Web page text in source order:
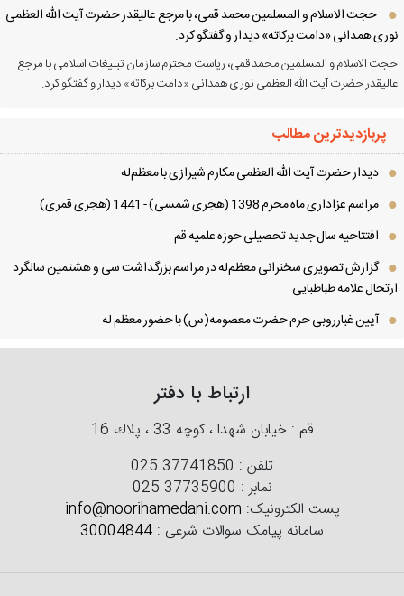
حجت الاسلام و المسلمین محمد قمی، با مرجع عالیقدر حضرت آیت الله العظمی
همدانی «دامت برکاته» دیدار و گفتگو کرد.
الاسلام و المسلمین محمد قمی، ریاست محترم سازمان تبلیغات اسلامی با مرجع
حضرت آیت الله العظمی نوری همدانی «دامت برکاته» دیدار و گفتگو کرد.
پربازدیدترین مطالب
دیدار حضرت آیت الله العظمی مكارم شیرازی با معظم‌له
مراسم عزاداری ماه محرم 1398 (هجری شمسی) - 1441 (هجری قمری)
افتتاحیه سال جدید تحصیلی حوزه علمیه قم
گزارش تصویری سخنرانی معظم‌له در مراسم بزرگداشت سی و هشتمین سالگرد
علامه طباطبایی
آیین غبارروبی حرم حضرت معصومه(س) با حضور معظم له
ارتباط با دفتر
قم : خیابان شهدا ، كوچه 33 ، پلاك 16
تلفن :025 37741850
نمابر :025 37735900
پست الکترونیک:info@noorihamedani.com
سامانه پیامک سوالات شرعی : 30004844